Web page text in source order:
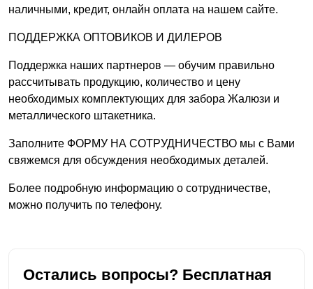
наличными, кредит, онлайн оплата на нашем сайте.
ПОДДЕРЖКА ОПТОВИКОВ И ДИЛЕРОВ
Поддержка наших партнеров — обучим правильно
рассчитывать продукцию, количество и цену
необходимых комплектующих для забора Жалюзи и
металлического штакетника.
Заполните ФОРМУ НА СОТРУДНИЧЕСТВО мы с Вами
свяжемся для обсуждения необходимых деталей.
Более подробную информацию о сотрудничестве,
можно получить по телефону.
Остались вопросы? Бесплатная